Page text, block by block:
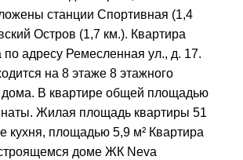
станции Спортивная (1,4
Остров (1,7 км.). Квартира
адресу Ремесленная ул., д. 17.
на 8 этаже 8 этажного
дома. В квартире общей площадью
Жилая площадь квартиры 51
кухня, площадью 5,9 м² Квартира
доме ЖК Neva